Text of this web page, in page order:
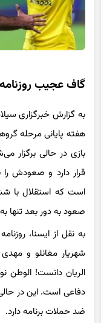
گاف عجیب
به گزارش خبرگزاری
هفته پایانی مرحله
بازی در حالی برگزار
قرار دارد و صعودش
است که استقلال با
صعود به دور بعد تنها
به نقل از ایسنا،
شهریار مغانلو و مهدی
الریان دانست! الوطن
دفاعی است. این در
ضد حملات برنامه دارد.